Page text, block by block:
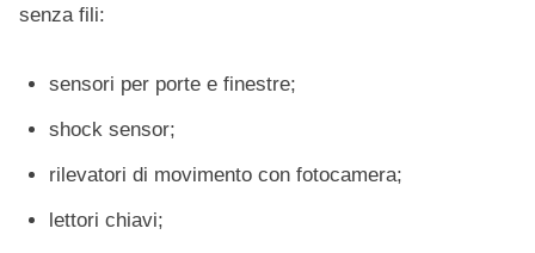
senza fili:
sensori per porte e finestre;
shock sensor;
rilevatori di movimento con fotocamera;
lettori chiavi;